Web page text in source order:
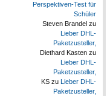
Perspektiven-Test für
Schüler
Steven Brandel zu
Lieber DHL-
Paketzusteller,
Diethard Kastenzu
Lieber DHL-
Paketzusteller,
KSzu Lieber DHL-
Paketzusteller,